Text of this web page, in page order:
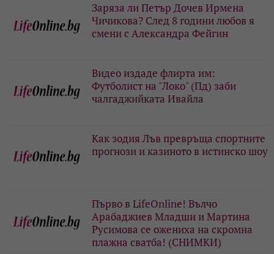
Заряза ли Петър Дочев Ирмена
Чичикова? След 8 години любов я
смени с Александра Фейгин
Видео издаде флирта им:
Футболист на "Локо" (Пд) заби
чалгаджийката Ивайла
Как зодия Лъв превръща спортните
прогнози и казиното в истинско шоу
Първо в LifeOnline! Вълчо
Арабаджиев Младши и Мартина
Русимова сe oжениха на скромна
плажна сватба! (СНИМКИ)